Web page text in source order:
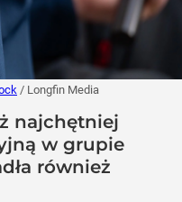
/ Longfin Media
najchętniej
w grupie
również